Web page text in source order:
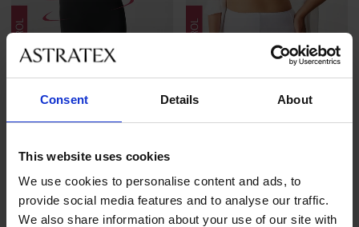
Consent Details About
This website uses cookies
We use cookies to personalise content and ads, to
provide social media features and to analyse our traffic.
We also share information about your use of our site with
3+1 ZDARMA
Exclusive s vysokým pa...
3+1 ZDARMA